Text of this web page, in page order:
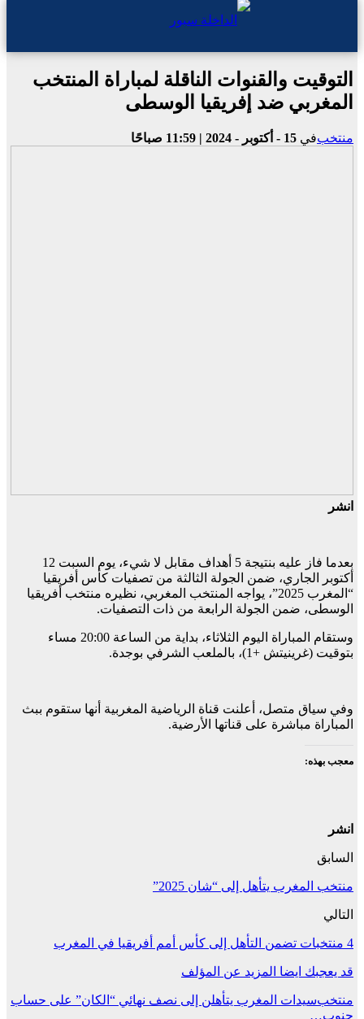
التوقيت والقنوات الناقلة لمباراة المنتخب
المغربي ضد إفريقيا الوسطى
منتخبفي 15 - أكتوبر - 2024 | 11:59 صباحًا
انشر
بعدما فاز عليه بنتيجة 5 أهداف مقابل لا شيء، يوم السبت 12
أكتوبر الجاري، ضمن الجولة الثالثة من تصفيات كأس أفريقيا
“المغرب 2025”، يواجه المنتخب المغربي، نظيره منتخب أفريقيا
الوسطى، ضمن الجولة الرابعة من ذات التصفيات.
وستقام المباراة اليوم الثلاثاء، بداية من الساعة 20:00 مساء
بتوقيت (غرينيتش +1)، بالملعب الشرفي بوجدة.
وفي سياق متصل، أعلنت قناة الرياضية المغربية أنها ستقوم ببث
المباراة مباشرة على قناتها الأرضية.
معجب بهذه:
انشر
السابق
منتخب المغرب يتأهل إلى “شان 2025”
التالي
4 منتخبات تضمن التأهل إلى كأس أمم أفريقيا في المغرب
قد يعجبك ايضا المزيد عن المؤلف
منتخبسيدات المغرب يتأهلن إلى نصف نهائي “الكان” على حساب
جنوب…